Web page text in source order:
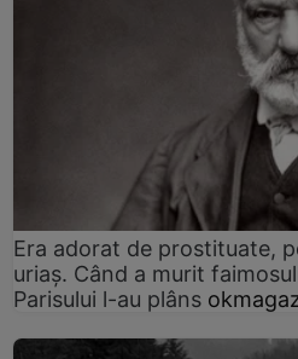
Era adorat de prostituate,
uriaș. Când a murit
Parisului l-au plâns